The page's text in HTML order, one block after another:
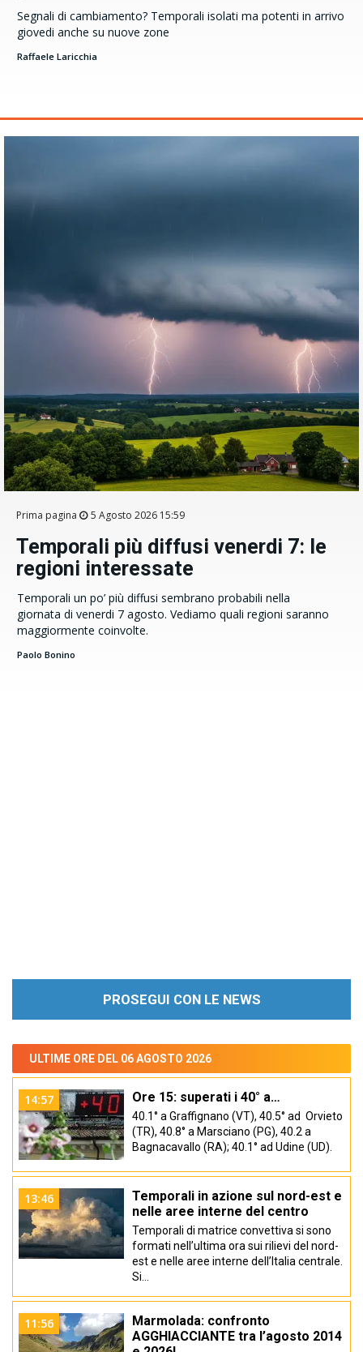
Segnali di cambiamento? Temporali isolati ma potenti in arrivo
giovedi anche su nuove zone
Raffaele Laricchia
Prima pagina 5 Agosto 2026 15:59
Temporali più diffusi venerdi 7: le
regioni interessate
Temporali un po’ più diffusi sembrano probabili nella
giornata di venerdi 7 agosto. Vediamo quali regioni saranno
maggiormente coinvolte.
Paolo Bonino
PROSEGUI CON LE NEWS
ULTIME ORE DEL 06 AGOSTO 2026
14:57 Ore 15: superati i 40° a…
40.1° a Graffignano (VT), 40.5° ad Orvieto
(TR), 40.8° a Marsciano (PG), 40.2 a
Bagnacavallo (RA); 40.1° ad Udine (UD).
13:46
Temporali in azione sul nord-est e
nelle aree interne del centro
Temporali di matrice convettiva si sono
formati nell’ultima ora sui rilievi del nord-
est e nelle aree interne dell’Italia centrale.
Si…
11:56
Marmolada: confronto
AGGHIACCIANTE tra l’agosto 2014